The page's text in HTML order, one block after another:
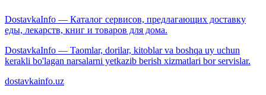
DostavkaInfo — Каталог сервисов, предлагающих доставку
еды, лекарств, книг и товаров для дома.
DostavkaInfo — Taomlar, dorilar, kitoblar va boshqa uy uchun
kerakli bo'lagan narsalarni yetkazib berish xizmatlari bor servislar.
dostavkainfo.uz